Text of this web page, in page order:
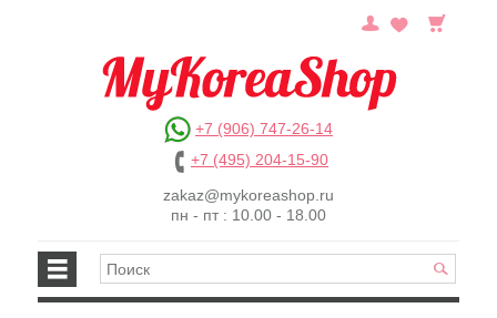
+7 (906) 747-26-14
+7 (495) 204-15-90
zakaz@mykoreashop.ru
пн - пт : 10.00 - 18.00